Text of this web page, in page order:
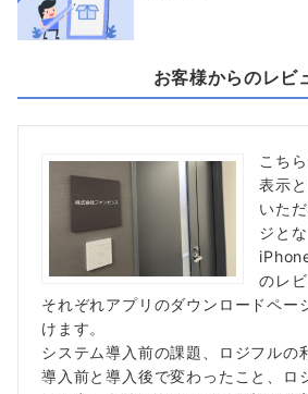
お客様からのレビ
こち
表示
いた
ジとな
のレ
それぞれアプリのダウンロードペー
けます。
システム導入前の課題、ロジフルの
導入前と導入後で変わったこと、ロ